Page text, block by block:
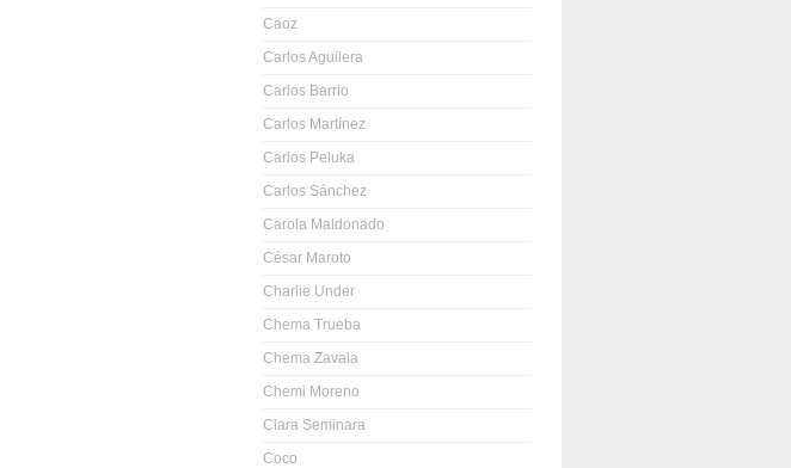
Caoz
Carlos Aguilera
Carlos Barrio
Carlos Martínez
Carlos Peluka
Carlos Sánchez
Carola Maldonado
César Maroto
Charlie Under
Chema Trueba
Chema Zavala
Chemi Moreno
Clara Seminara
Coco